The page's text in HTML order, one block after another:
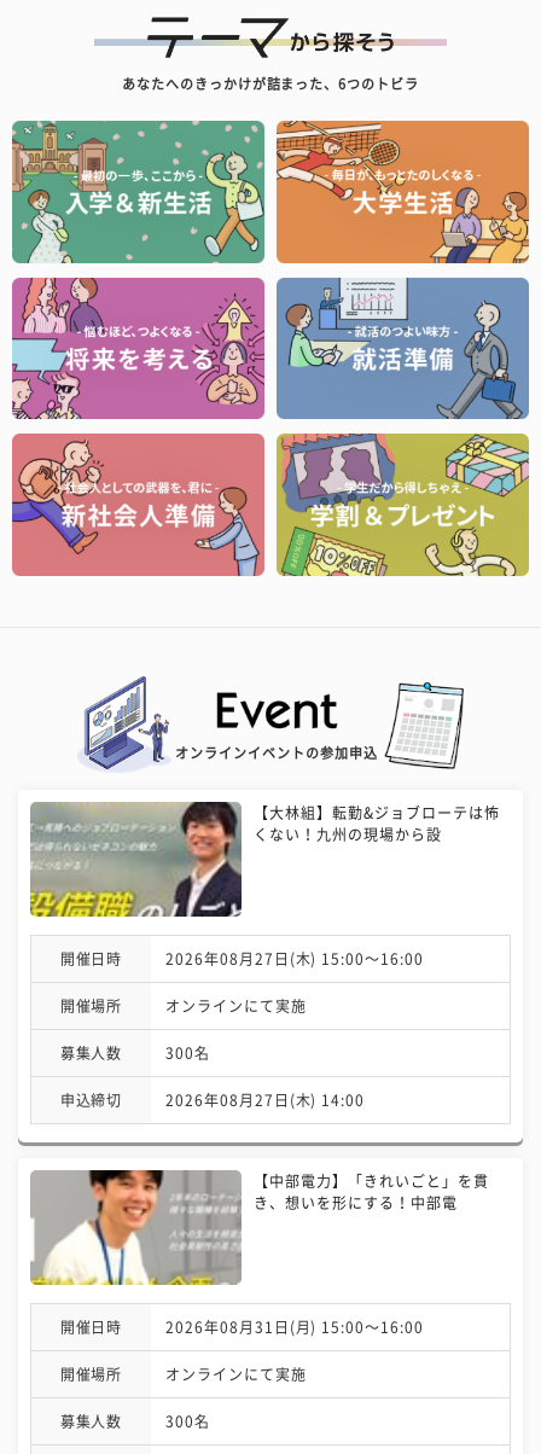
あなたへのきっかけが詰まった、6つのトビラ
オンラインイベントの参加申込
【大林組】転勤&ジョブローテは怖
くない！九州の現場から設
開催日時 2026年08月27日(木) 15:00〜16:00
開催場所 オンラインにて実施
募集人数 300名
申込締切 2026年08月27日(木) 14:00
【中部電力】「きれいごと」を貫
き、想いを形にする！中部電
開催日時 2026年08月31日(月) 15:00〜16:00
開催場所 オンラインにて実施
募集人数 300名